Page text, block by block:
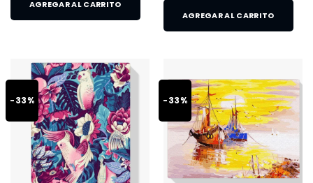
AGREGAR AL CARRITO
AGREGAR AL CARRITO
-33% -33%